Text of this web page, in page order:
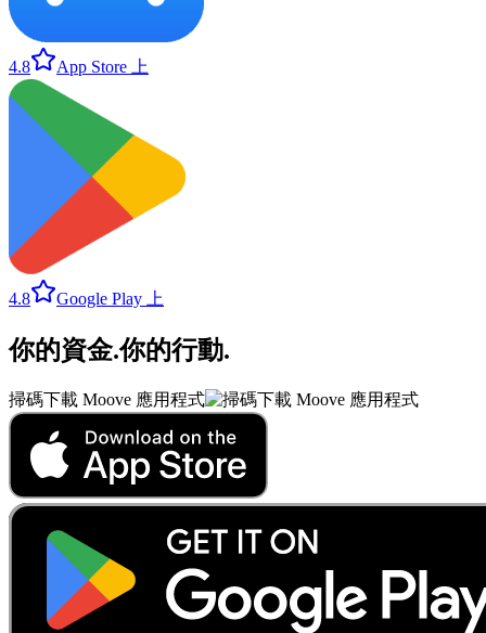
4.8 App Store 上
4.8 Google Play 上
你的資金.你的行動.
掃碼下載 Moove 應用程式